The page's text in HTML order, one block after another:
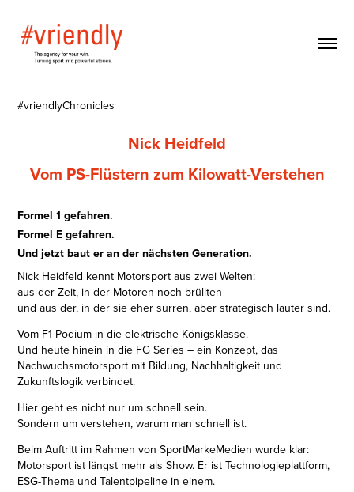
#vriendlyChronicles
Nick Heidfeld
Vom PS-Flüstern zum Kilowatt-Verstehen
Formel 1 gefahren.
Formel E gefahren.
Und jetzt baut er an der nächsten Generation.
Nick Heidfeld kennt Motorsport aus zwei Welten:
aus der Zeit, in der Motoren noch brüllten –
und aus der, in der sie eher surren, aber strategisch lauter sind.
Vom F1-Podium in die elektrische Königsklasse.
Und heute hinein in die FG Series – ein Konzept, das
Nachwuchsmotorsport mit Bildung, Nachhaltigkeit und
Zukunftslogik verbindet.
Hier geht es nicht nur um schnell sein.
Sondern um verstehen, warum man schnell ist.
Beim Auftritt im Rahmen von SportMarkeMedien wurde klar:
Motorsport ist längst mehr als Show. Er ist Technologieplattform,
ESG-Thema und Talentpipeline in einem.